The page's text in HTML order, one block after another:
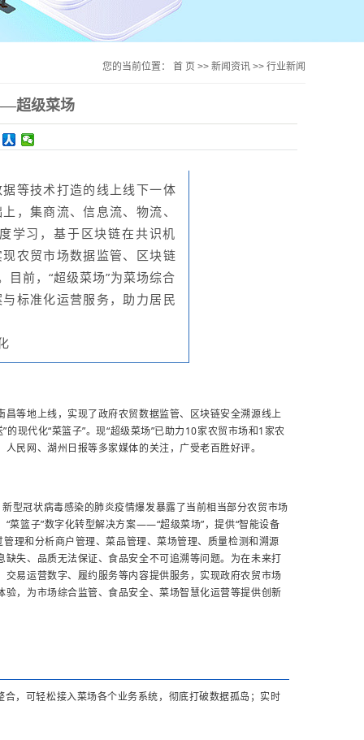
您的当前位置： 首 页 >> 新闻资讯 >> 行业新闻
超级菜场
等技术打造的线上线下一体
，集商流、信息流、物流、
学习，基于区块链在共识机
农贸市场数据监管、区块链
前，“超级菜场”为菜场综合
标准化运营服务，助力居民
等地上线，实现了政府农贸数据监管、区块链安全溯源线上
现代化“菜篮子”。现“超级菜场”已助力10家农贸市场和1家农
民网、湖州日报等多家媒体的关注，广受老百胜好评。
型冠状病毒感染的肺炎疫情爆发暴露了当前相当部分农贸市场
菜篮子”数字化转型解决方案——“超级菜场”，提供“智能设备
理和分析商户管理、菜品管理、菜场管理、质量检测和溯源
失、品质无法保证、食品安全不可追溯等问题。为在未来打
易运营数字、履约服务等内容提供服务，实现政府农贸市场
，为市场综合监管、食品安全、菜场智慧化运营等提供创新
，可轻松接入菜场各个业务系统，彻底打破数据孤岛；实时